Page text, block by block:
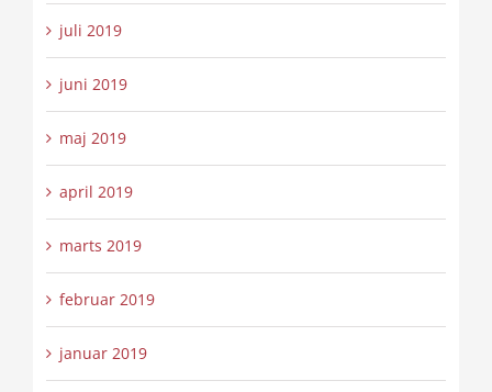
juli 2019
juni 2019
maj 2019
april 2019
marts 2019
februar 2019
januar 2019